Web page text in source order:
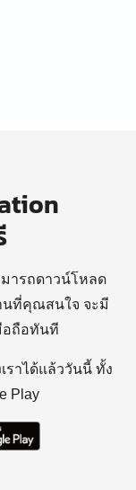
มารถดาวน์โหลด
นที่คุณสนใจ จะมี
อถือทันที
ราได้แล้ววันนี้ ทั้ง
Play